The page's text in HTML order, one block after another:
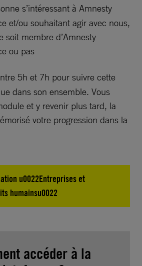
s’intéressant à Amnesty
et/ou souhaitant agir avec nous,
soit membre d’Amnesty
ou pas
5h et 7h pour suivre cette
dans son ensemble. Vous
et y revenir plus tard, la
votre progression dans la
u0022Entreprises et
humainsu0022
accéder à la